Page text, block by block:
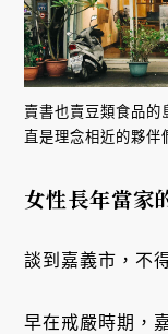
賣書也賣豆類食品的
直是理念相近的夥伴
女性長年當家
談到嘉義市，不
早在戒嚴時期，